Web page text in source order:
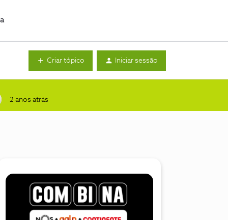
Criar tópico Iniciar sessão
2 anos atrás